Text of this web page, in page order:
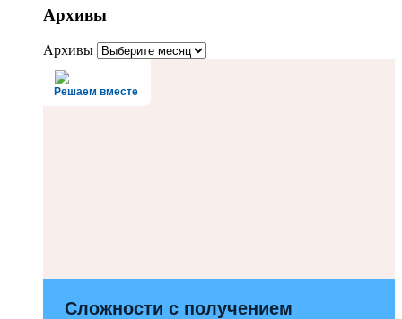
Архивы
Архивы
Решаем вместе
Сложности с получением